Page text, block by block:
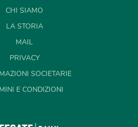
CHI SIAMO
LA STORIA
MAIL
PRIVACY
SOCIETARIE
E CONDIZIONI